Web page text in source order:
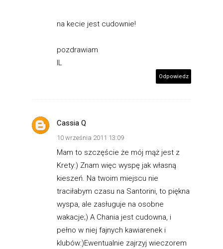
na kecie jest cudownie!
pozdrawiam
IL
Odpowiedz
Cassia Q
10 września 2011 13:09
Mam to szczęście że mój mąż jest z
Krety:) Znam więc wyspę jak własną
kieszeń. Na twoim miejscu nie
traciłabym czasu na Santorini, to piękna
wyspa, ale zasługuje na osobne
wakacje;) A Chania jest cudowna, i
pełno w niej fajnych kawiarenek i
klubów:)Ewentualnie zajrzyj wieczorem